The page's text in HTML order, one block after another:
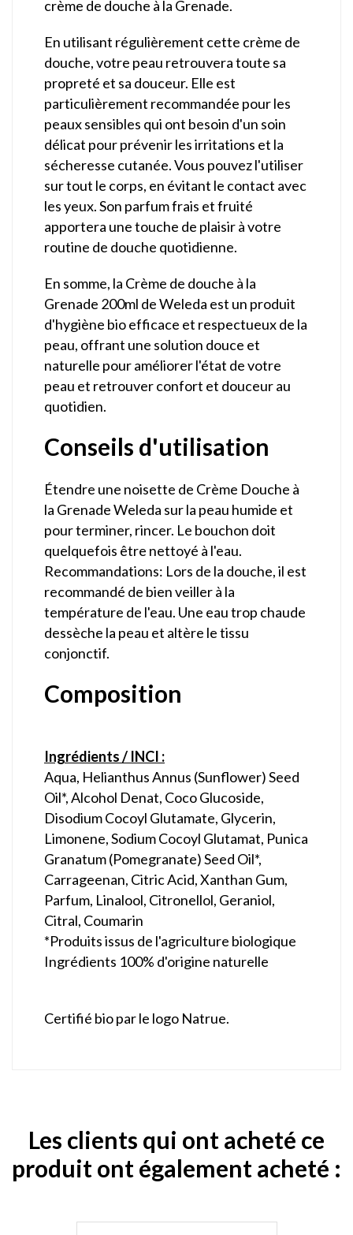
crème de douche à la Grenade.
En utilisant régulièrement cette crème de
douche, votre peau retrouvera toute sa
propreté et sa douceur. Elle est
particulièrement recommandée pour les
peaux sensibles qui ont besoin d'un soin
délicat pour prévenir les irritations et la
sécheresse cutanée. Vous pouvez l'utiliser
sur tout le corps, en évitant le contact avec
les yeux. Son parfum frais et fruité
apportera une touche de plaisir à votre
routine de douche quotidienne.
En somme, la Crème de douche à la
Grenade 200ml de Weleda est un produit
d'hygiène bio efficace et respectueux de la
peau, offrant une solution douce et
naturelle pour améliorer l'état de votre
peau et retrouver confort et douceur au
quotidien.
Conseils d'utilisation
Étendre une noisette de Crème Douche à
la Grenade Weleda sur la peau humide et
pour terminer, rincer. Le bouchon doit
quelquefois être nettoyé à l'eau.
Recommandations: Lors de la douche, il est
recommandé de bien veiller à la
température de l'eau. Une eau trop chaude
dessèche la peau et altère le tissu
conjonctif.
Composition
Ingrédients / INCI :
Aqua, Helianthus Annus (Sunflower) Seed
Oil*, Alcohol Denat, Coco Glucoside,
Disodium Cocoyl Glutamate, Glycerin,
Limonene, Sodium Cocoyl Glutamat, Punica
Granatum (Pomegranate) Seed Oil*,
Carrageenan, Citric Acid, Xanthan Gum,
Parfum, Linalool, Citronellol, Geraniol,
Citral, Coumarin
*Produits issus de l'agriculture biologique
Ingrédients 100% d'origine naturelle
Certifié bio par le logo Natrue.
Les clients qui ont acheté ce
produit ont également acheté :